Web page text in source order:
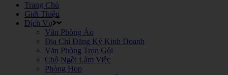
Trang Chủ
Giới Thiệu
Dịch Vụ
Văn Phòng Ảo
Địa Chỉ Đăng Ký Kinh Doanh
Văn Phòng Trọn Gói
Chỗ Ngồi Làm Việc
Phòng Họp